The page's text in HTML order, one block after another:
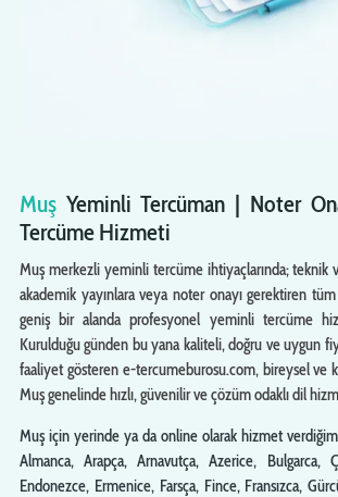
Muş Yeminli Tercüman | Noter
Tercüme Hizmeti
Muş merkezli yeminli tercüme ihtiyaçlarında; teknik
akademik yayınlara veya noter onayı gerektiren
geniş bir alanda profesyonel yeminli tercüme
Kurulduğu günden bu yana kaliteli, doğru ve uygun
faaliyet gösteren e-tercumeburosu.com, bireysel ve
Muş genelinde hızlı, güvenilir ve çözüm odaklı dil
Muş için yerinde ya da online olarak hizmet
Almanca, Arapça, Arnavutça, Azerice, Bulgarca,
Endonezce, Ermenice, Farsça, Fince, Fransızca,